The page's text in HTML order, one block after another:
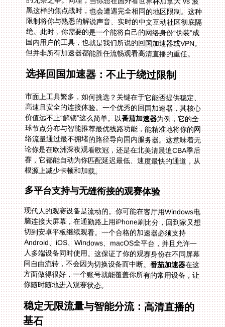
但并非所有加速器都能胜任流畅观看高清直播的重任。
选择回国加速器：不止于绕过限制
市面上工具繁多，如何挑选？关键在于它能否提供稳定、
高速且安全的连接体验。一个优秀的回国加速器，其核心
价值远不止“解锁”这么简单。以番茄加速器为例，它的全
球节点分布与智能推荐最优线路功能，能精准地将你的网
络流量通过最不拥堵的路径导向国内服务器。这意味着无
论你是在欧洲深夜观看欧冠，还是在北美清晨追CBA季后
赛，它都能自动为你匹配延迟最低、速度最快的通道，从
根源上减少卡顿和加载。
多平台支持与无缝衔接的观赛体验
现代人的观赛设备是流动的。你可能在客厅用Windows电
脑连接大屏幕，在通勤路上用iPhone刷比分，回到家又想
切到安卓平板继续观看。一个合格的加速器必须支持
Android、iOS、Windows、macOS全平台，并且允许一
人多端设备同时使用。这保证了你的观赛身份在不同屏幕
间自由流转，不会因为切换设备而中断。番茄加速器在这
方面做得很好，一个账号就能覆盖你所有的常用设备，让
你随时随地进入观赛状态。
稳定无限流量与智能分流：高清直播的
基石